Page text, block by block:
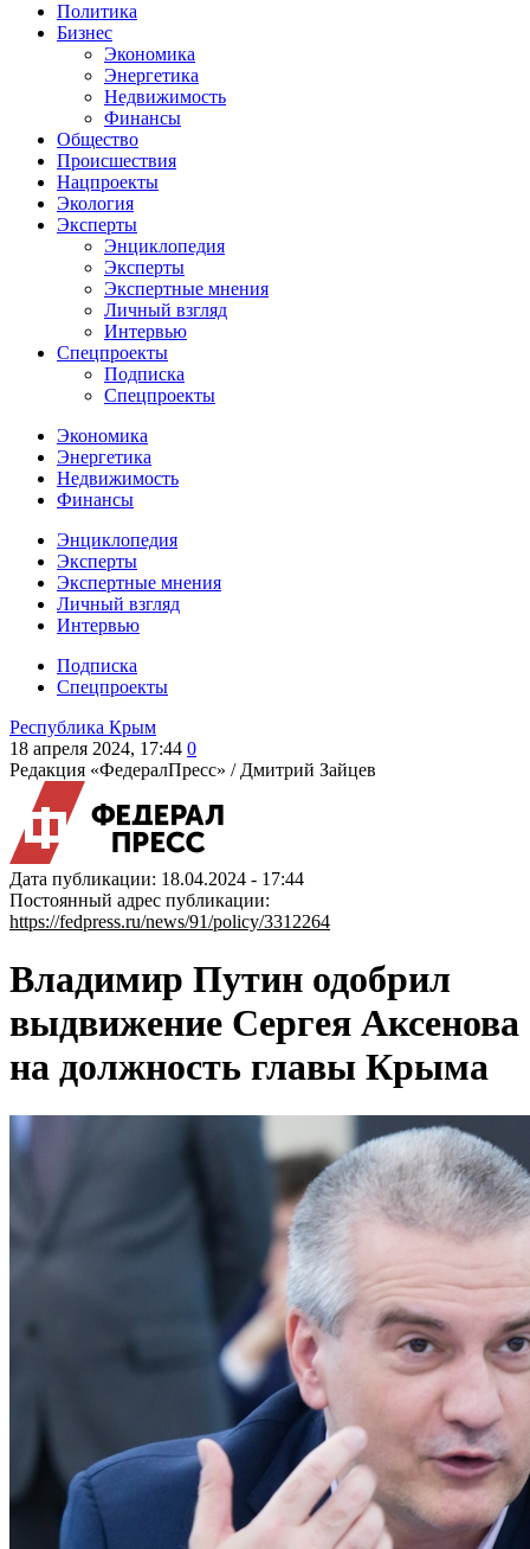
Политика
Бизнес
Экономика
Энергетика
Недвижимость
Финансы
Общество
Происшествия
Нацпроекты
Экология
Эксперты
Энциклопедия
Эксперты
Экспертные мнения
Личный взгляд
Интервью
Спецпроекты
Подписка
Спецпроекты
Экономика
Энергетика
Недвижимость
Финансы
Энциклопедия
Эксперты
Экспертные мнения
Личный взгляд
Интервью
Подписка
Спецпроекты
Республика Крым
18 апреля 2024, 17:44 0
Редакция «ФедералПресс» / Дмитрий Зайцев
Дата публикации: 18.04.2024 - 17:44
Постоянный адрес публикации:
https://fedpress.ru/news/91/policy/3312264
Владимир Путин одобрил
выдвижение Сергея Аксенова
на должность главы Крыма